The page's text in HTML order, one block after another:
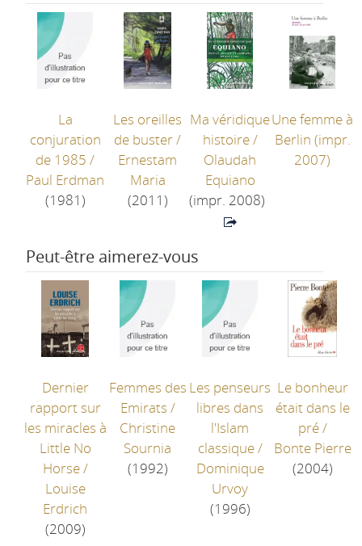
La
conjuration
de 1985 /
Paul Erdman
(1981)
Les oreilles
de buster/
Ernestam
Maria
(2011)
Ma véridique
histoire/
Olaudah
Equiano
(impr. 2008)
Une femme à
Berlin (impr.
2007)
Peut-être aimerez-vous
Dernier
rapport sur
les miracles à
Little No
Horse/
Louise
Erdrich
(2009)
Femmes des
Emirats /
Christine
Sournia
(1992)
Les penseurs
libres dans
l'Islam
classique/
Dominique
Urvoy
(1996)
Le bonheur
était dans le
pré/
Bonte Pierre
(2004)